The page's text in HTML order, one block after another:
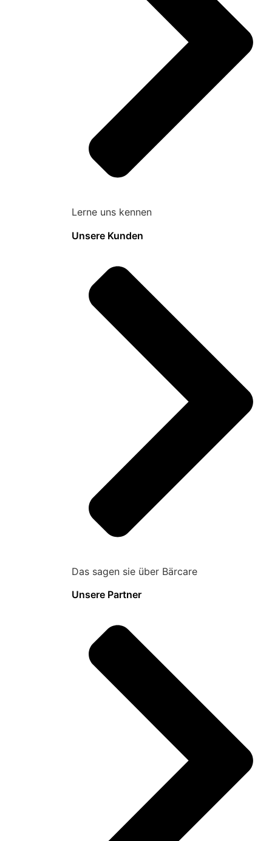
Lerne uns kennen
Unsere Kunden
Das sagen sie über Bärcare
Unsere Partner